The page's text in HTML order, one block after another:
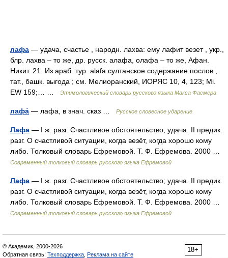
лафа — удача, счастье , народн. лахва: ему лафит везет , укр.,
блр. лахва – то же, др. русск. алафа, олафа – то же, Афан.
Никит. 21. Из араб. тур. аlаfа султанское содержание послов ,
тат., башк. выгода ; см. Мелиоранский, ИОРЯС 10, 4, 123; Мi.
ЕW 159;… …
Этимологический словарь русского языка Макса Фасмера
лафа́ — лафа, в знач. сказ … Русское словесное ударение
Лафа — I ж. разг. Счастливое обстоятельство; удача. II предик.
разг. О счастливой ситуации, когда везёт, когда хорошо кому
либо. Толковый словарь Ефремовой. Т. Ф. Ефремова. 2000 …
Современный толковый словарь русского языка Ефремовой
Лафа — I ж. разг. Счастливое обстоятельство; удача. II предик.
разг. О счастливой ситуации, когда везёт, когда хорошо кому
либо. Толковый словарь Ефремовой. Т. Ф. Ефремова. 2000 …
Современный толковый словарь русского языка Ефремовой
18+
© Академик, 2000-2026
Обратная связь: Техподдержка Реклама на сайте